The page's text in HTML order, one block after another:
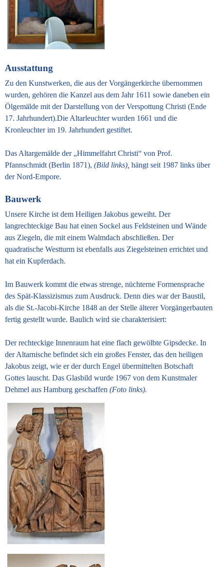
Ausstattung
Zu den Kunstwerken, die aus der Vorgängerkirche übernommen
wurden, gehören die Kanzel aus dem Jahr 1611 sowie daneben ein
Ölgemälde mit der Darstellung von der Verspottung Christi (Ende
17. Jahrhundert).Die Altarleuchter wurden 1661 und die
Kronleuchter im 19. Jahrhundert gestiftet.
Das Altargemälde der „Himmelfahrt Christi“ von Prof.
Pfannschmidt (Berlin 1871), (Bild links), hängt seit 1987 links über
der Nord-Empore.
Bauwerk
Unsere Kirche ist dem Heiligen Jakobus geweiht. Der
langrechteckige Bau hat einen Sockel aus Feldsteinen und Wände
aus Ziegeln, die mit einem Walmdach abschließen. Der
quadratische Westturm ist ebenfalls aus Ziegelsteinen errichtet und
hat ein Kupferdach.
Im Bauwerk kommt die etwas strenge, nüchterne Formensprache
des Spät-Klassizismus zum Ausdruck. Denn dies war der Baustil,
als die St.-Jacobi-Kirche 1848 an der Stelle älterer Vorgängerbauten
fertig gestellt wurde. Baulich wird sie charakterisiert:
Der rechteckige Innenraum hat eine flach gewölbte Gipsdecke. In
der Altarnische befindet sich ein großes Fenster, das den heiligen
Jakobus zeigt, wie er der durch Engel übermittelten Botschaft
Gottes lauscht. Das Glasbild wurde 1967 von dem Kunstmaler
Dehmel aus Hamburg geschaffen (Foto links).